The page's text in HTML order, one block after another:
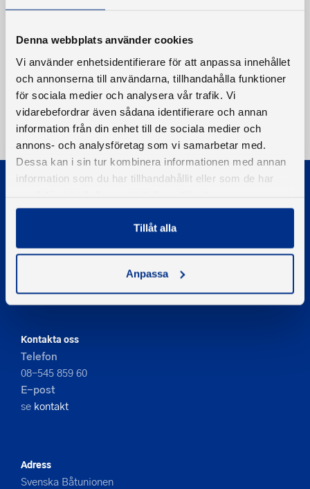
Denna webbplats använder cookies
Vi använder enhetsidentifierare för att anpassa innehållet
och annonserna till användarna, tillhandahålla funktioner
för sociala medier och analysera vår trafik. Vi
vidarebefordrar även sådana identifierare och annan
information från din enhet till de sociala medier och
annons- och analysföretag som vi samarbetar med.
Dessa kan i sin tur kombinera informationen med annan
information som du har tillhandahållit eller som de har
Tillåt alla
Anpassa
© 2026 - Svenska Båtunionen
Kontakta oss
Telefon
08-545 859 60
E-post
se kontakt
Adress
Svenska Båtunionen